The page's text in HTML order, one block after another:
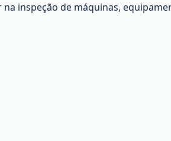
na inspeção de máquinas,